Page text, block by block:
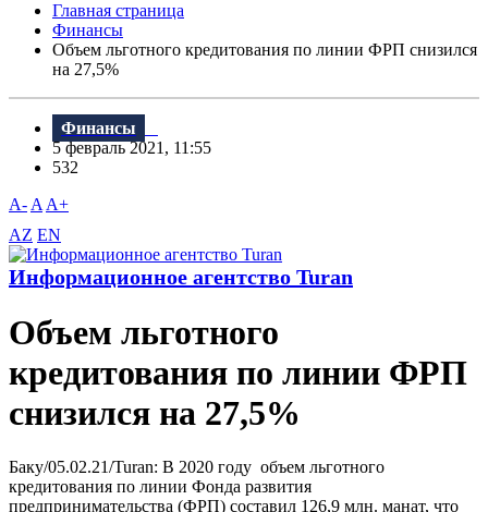
Главная страница
Финансы
Объем льготного кредитования по линии ФРП снизился
на 27,5%
Финансы
5 февраль 2021, 11:55
532
A- A A+
AZ EN
Информационное агентство Turan
Объем льготного
кредитования по линии ФРП
снизился на 27,5%
Баку/05.02.21/Turan: В 2020 году объем льготного
кредитования по линии Фонда развития
предпринимательства (ФРП) составил 126,9 млн. манат, что